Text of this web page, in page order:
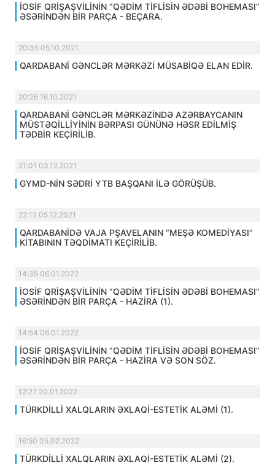
İOSİF QRİŞAŞVİLİNİN “QƏDİM TİFLİSİN ƏDƏBİ BOHEMASI”
ƏSƏRİNDƏN BİR PARÇA - BEÇARA.
20:35 05.10.2021
QARDABANİ GƏNCLƏR MƏRKƏZİ MÜSABİQƏ ELAN EDİR.
20:26 16.10.2021
QARDABANİ GƏNCLƏR MƏRKƏZİNDƏ AZƏRBAYCANIN
MÜSTƏQİLLİYİNİN BƏRPASI GÜNÜNƏ HƏSR EDİLMİŞ
TƏDBİR KEÇİRİLİB.
21:01 03.12.2021
GYMD-NİN SƏDRİ YTB BAŞQANI İLƏ GÖRÜŞÜB.
22:12 05.12.2021
QARDABANİDƏ VAJA PŞAVELANIN “MEŞƏ KOMEDİYASI”
KİTABININ TƏQDİMATI KEÇİRİLİB.
14:35 06.01.2022
İOSİF QRİŞAŞVİLİNİN “QƏDİM TİFLİSİN ƏDƏBİ BOHEMASI”
ƏSƏRİNDƏN BİR PARÇA - HAZİRA (1).
14:54 06.01.2022
İOSİF QRİŞAŞVİLİNİN “QƏDİM TİFLİSİN ƏDƏBİ BOHEMASI”
ƏSƏRİNDƏN BİR PARÇA - HAZİRA VƏ SON SÖZ.
12:27 20.01.2022
TÜRKDİLLİ XALQLARIN ƏXLAQİ-ESTETİK ALƏMİ (1).
16:50 05.02.2022
TÜRKDİLLİ XALQLARIN ƏXLAQİ-ESTETİK ALƏMİ (2).